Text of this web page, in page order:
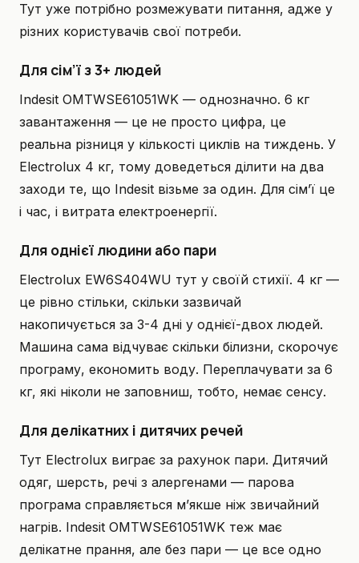
Тут уже потрібно розмежувати питання, адже у
різних користувачів свої потреби.
Для сім’ї з 3+ людей
Indesit OMTWSE61051WK — однозначно. 6 кг
завантаження — це не просто цифра, це
реальна різниця у кількості циклів на тиждень. У
Electrolux 4 кг, тому доведеться ділити на два
заходи те, що Indesit візьме за один. Для сім’ї це
і час, і витрата електроенергії.
Для однієї людини або пари
Electrolux EW6S404WU тут у своїй стихії. 4 кг —
це рівно стільки, скільки зазвичай
накопичується за 3-4 дні у однієї-двох людей.
Машина сама відчуває скільки білизни, скорочує
програму, економить воду. Переплачувати за 6
кг, які ніколи не заповниш, тобто, немає сенсу.
Для делікатних і дитячих речей
Тут Electrolux виграє за рахунок пари. Дитячий
одяг, шерсть, речі з алергенами — парова
програма справляється м’якше ніж звичайний
нагрів. Indesit OMTWSE61051WK теж має
делікатне прання, але без пари — це все одно